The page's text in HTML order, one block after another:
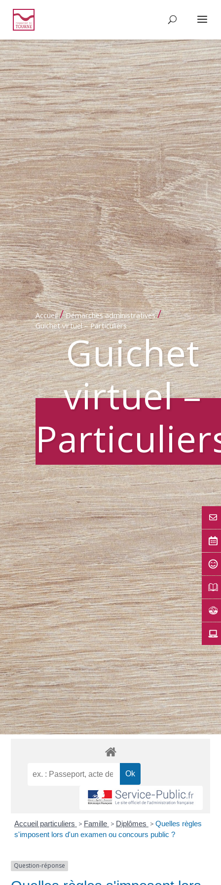
Accueil / Démarches administratives /
Guichet virtuel – Particuliers
Guichet
virtuel –
Accueil particuliers > Famille > Diplômes > Quelles règles
s'imposent lors d'un examen ou concours public ?
Question-réponse